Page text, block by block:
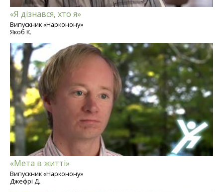
«Я дізнався, хто я»
Випускник «Нарконону»
Якоб К.
«Мета в житті»
Випускник «Нарконону»
Джефрі Д.